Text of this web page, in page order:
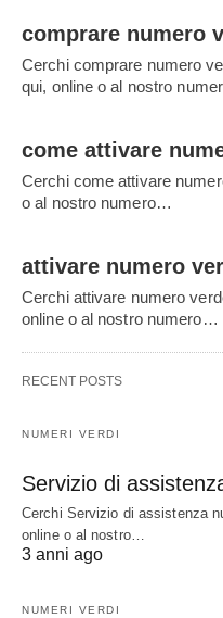
comprare numero
Cerchi comprare numero
qui, online o al nostro
come attivare
Cerchi come attivare
o al nostro numero…
attivare numero
Cerchi attivare numero
online o al nostro numero…
RECENT POSTS
NUMERI VERDI
Servizio di
Cerchi Servizio di assistenza
online o al nostro…
3 anni ago
NUMERI VERDI